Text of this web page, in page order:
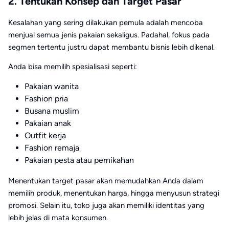
Kesalahan yang sering dilakukan pemula adalah mencoba
menjual semua jenis pakaian sekaligus. Padahal, fokus pada
segmen tertentu justru dapat membantu bisnis lebih dikenal.
Anda bisa memilih spesialisasi seperti:
Pakaian wanita
Fashion pria
Busana muslim
Pakaian anak
Outfit kerja
Fashion remaja
Pakaian pesta atau pernikahan
Menentukan target pasar akan memudahkan Anda dalam
memilih produk, menentukan harga, hingga menyusun strategi
promosi. Selain itu, toko juga akan memiliki identitas yang
lebih jelas di mata konsumen.